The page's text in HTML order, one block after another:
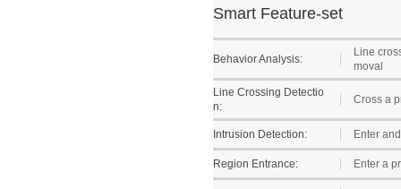
Smart Feature-set
Behavior Analysis:
Line
moval
Line Crossing Detectio
n:
Cross a
Intrusion Detection: Enter
Region Entrance: Enter a